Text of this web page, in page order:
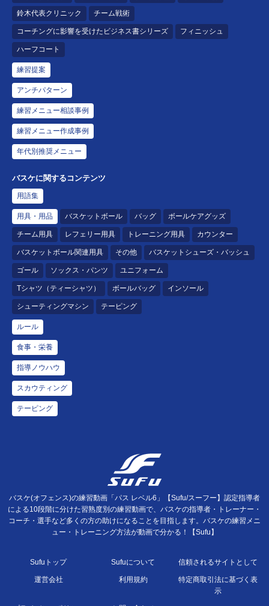
鈴木代表クリニック チーム戦術
コーチングに影響を受けたビジネス書シリーズ フィニッシュ
ハーフコート
練習提案
アンチパターン
練習メニュー相談事例
練習メニュー作成事例
年代別推奨メニュー
バスケに関するコンテンツ
用語集
用具・用品 バスケットボール バッグ ボールケアグッズ
チーム用具 レフェリー用具 トレーニング用具 カウンター
バスケットボール関連用具 その他 バスケットシューズ・バッシュ
ゴール ソックス・パンツ ユニフォーム
Tシャツ（ティーシャツ） ボールバッグ インソール
シューティングマシン テーピング
ルール
食事・栄養
指導ノウハウ
スカウティング
テーピング
バスケ(オフェンス)の練習動画「パス レベル6」【Sufu/スーフー】認定指導者
による10段階に分けた習熟度別の練習動画で、バスケの指導者・トレーナー・
コーチ・選手など多くの方の助けになることを目指します。バスケの練習メニ
ュー・トレーニング方法が動画で分かる！【Sufu】
Sufuトップ Sufuについて 信頼されるサイトとして
運営会社 利用規約
特定商取引法に基づく表
示